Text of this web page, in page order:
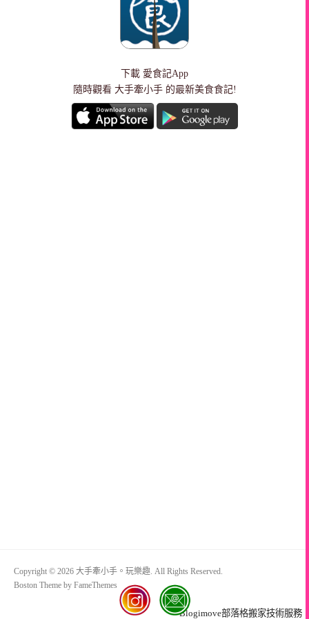
下載 愛食記App
隨時觀看 大手牽小手 的最新美食食記!
Copyright © 2026 大手牽小手。玩樂趣. All Rights Reserved.
Boston Theme by FameThemes
Blogimove部落格搬家技術服務